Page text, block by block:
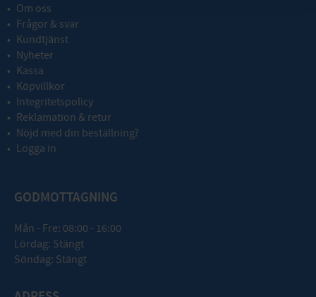
Om oss
Frågor & svar
Kundtjänst
Nyheter
Kassa
Köpvillkor
Integritetspolicy
Reklamation & retur
Nöjd med din beställning?
Logga in
GODMOTTAGNING
Mån - Fre: 08:00 - 16:00
Lördag: Stängt
Söndag: Stängt